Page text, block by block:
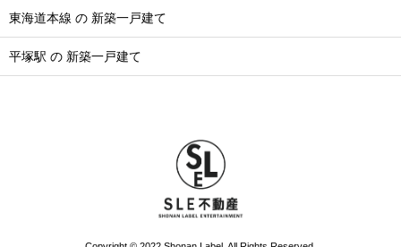
東海道本線 の 新築一戸建て
平塚駅 の 新築一戸建て